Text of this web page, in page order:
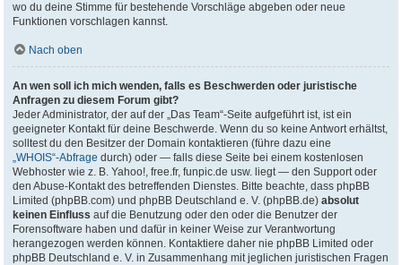
wo du deine Stimme für bestehende Vorschläge abgeben oder neue
Funktionen vorschlagen kannst.
Nach oben
An wen soll ich mich wenden, falls es Beschwerden oder juristische
Anfragen zu diesem Forum gibt?
Jeder Administrator, der auf der „Das Team“-Seite aufgeführt ist, ist ein
geeigneter Kontakt für deine Beschwerde. Wenn du so keine Antwort erhältst,
solltest du den Besitzer der Domain kontaktieren (führe dazu eine
„WHOIS“-Abfrage durch) oder — falls diese Seite bei einem kostenlosen
Webhoster wie z. B. Yahoo!, free.fr, funpic.de usw. liegt — den Support oder
den Abuse-Kontakt des betreffenden Dienstes. Bitte beachte, dass phpBB
Limited (phpBB.com) und phpBB Deutschland e. V. (phpBB.de)absolut
keinen Einfluss auf die Benutzung oder den oder die Benutzer der
Forensoftware haben und dafür in keiner Weise zur Verantwortung
herangezogen werden können. Kontaktiere daher nie phpBB Limited oder
phpBB Deutschland e. V. in Zusammenhang mit jeglichen juristischen Fragen